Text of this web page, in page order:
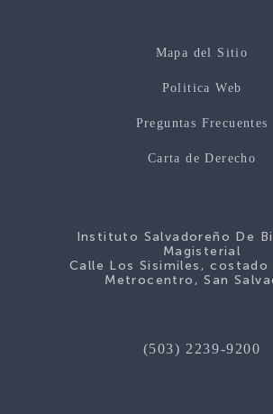
Mapa del Sitio
Politica Web
Preguntas Frecuentes
Carta de Derecho
Instituto Salvadoreño De
Magisterial
Calle Los Sisimiles, costado
Metrocentro, San
(503) 2239-9200